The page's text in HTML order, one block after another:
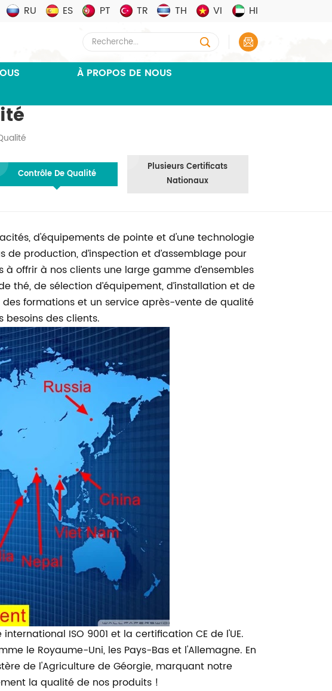
RU ES PT TR TH VI HI
À PROPOS DE NOUS
Contrôle De Qualité
Plusieurs Certificats
Nationaux
d'équipements de pointe et d'une technologie
production, d’inspection et d’assemblage pour
offrir à nos clients une large gamme d’ensembles
thé, de sélection d’équipement, d’installation et de
des formations et un service après-vente de qualité
des clients.
ISO 9001 et la certification CE de l'UE.
le Royaume-Uni, les Pays-Bas et l'Allemagne. En
de l'Agriculture de Géorgie, marquant notre
la qualité de nos produits !